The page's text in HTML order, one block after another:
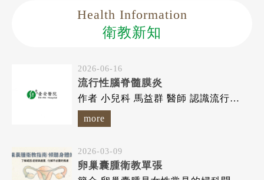
Health Information
衛教新知
2026-06-16
流行性腦脊髓膜炎
作者 小兒科 馬益群 醫師 認識流行性腦脊髓膜炎，及早預防...
more
2026-03-09
卵巢囊腫衛教單張